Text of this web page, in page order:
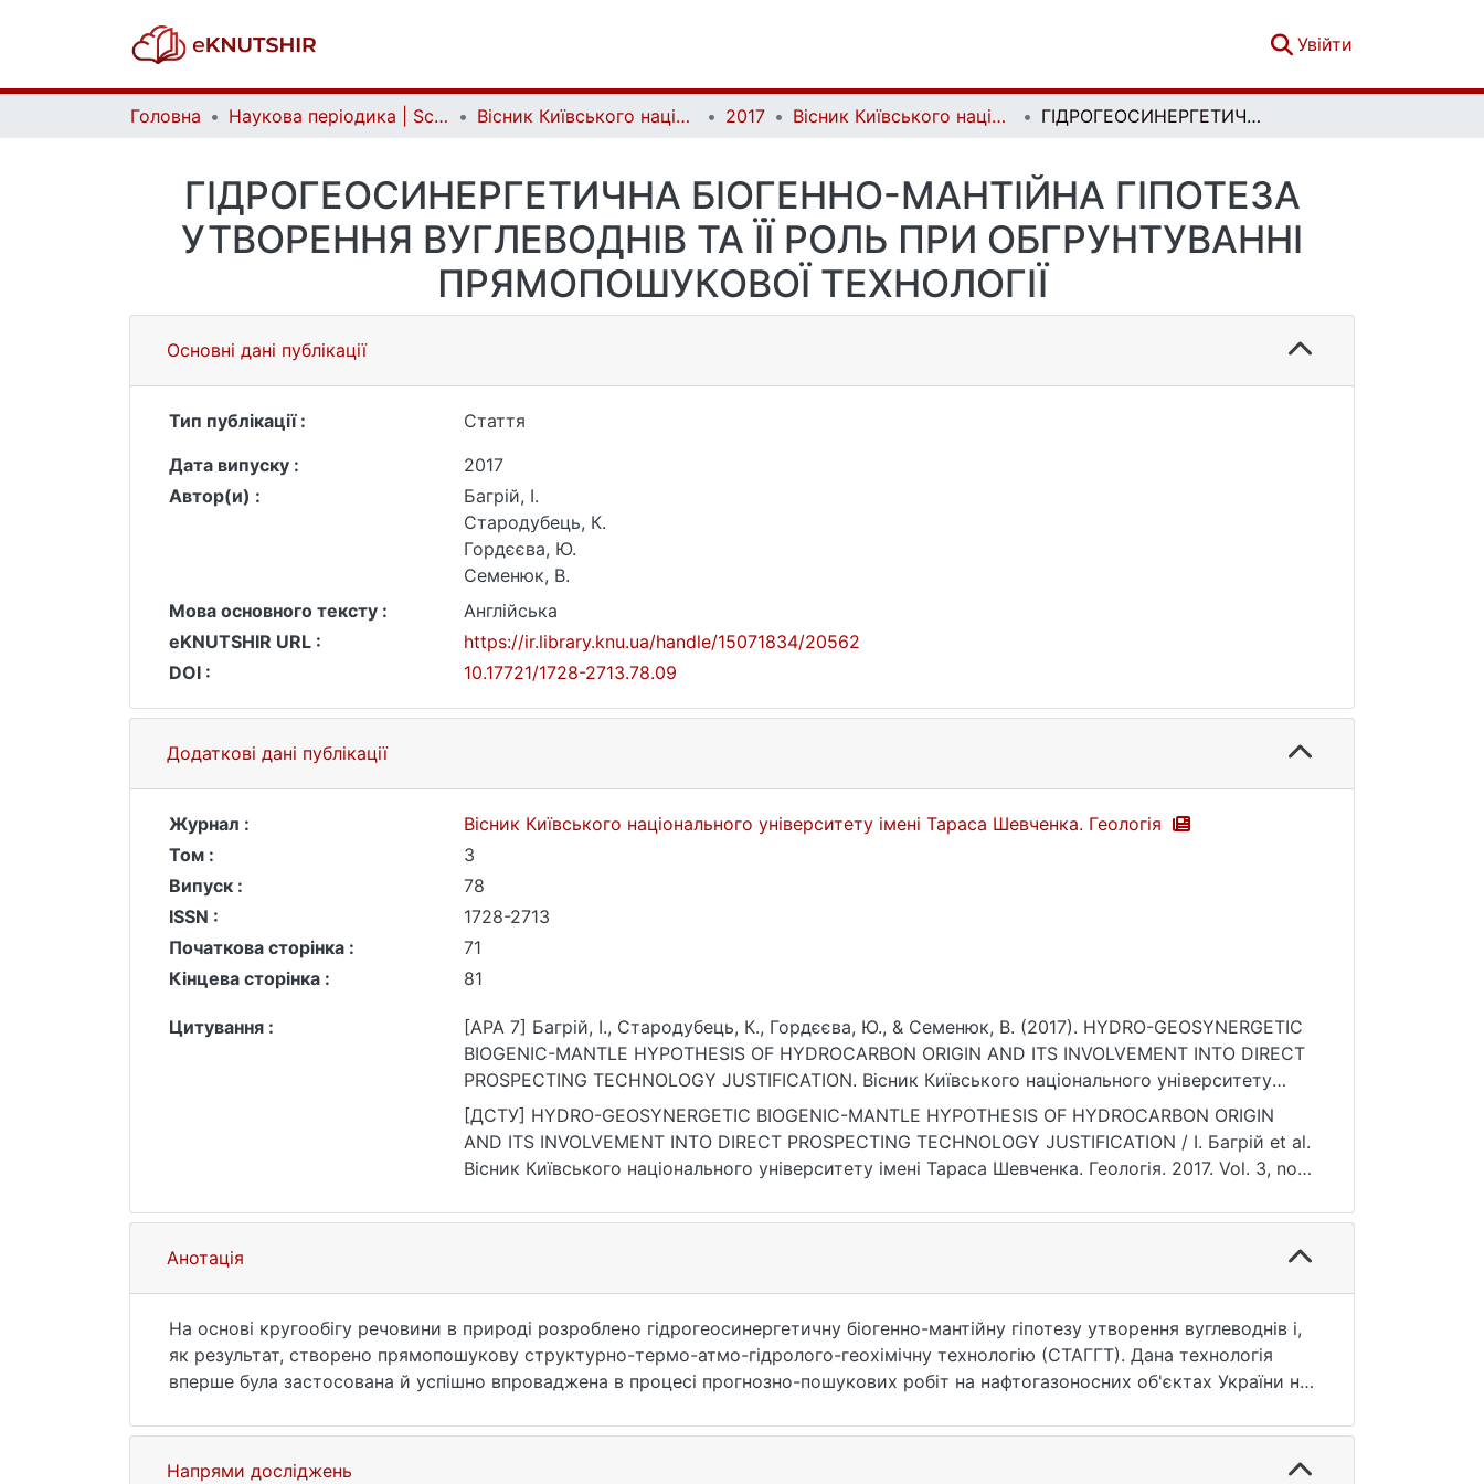
Увійти
Головна Наукова періодика | Scientific periodicals Вісник Київського національного університету імені Тараса Шевченка. Геологія | Visnyk of Taras Shevchenko National University of Kyiv. Geology 2017 Вісник Київського національного університету імені Тараса Шевченка. Геологія. 3(78) ГІДРОГЕОСИНЕРГЕТИЧНА БІОГЕННО-МАНТІЙНА ГІПОТЕЗА УТВОРЕННЯ ВУГЛЕВОДНІВ ТА ЇЇ РОЛЬ ПРИ ОБГРУНТУВАННІ ПРЯМОПОШУКОВОЇ ТЕХНОЛОГІЇ
ГІДРОГЕОСИНЕРГЕТИЧНА БІОГЕННО-МАНТІЙНА ГІПОТЕЗА
УТВОРЕННЯ ВУГЛЕВОДНІВ ТА ЇЇ РОЛЬ ПРИ ОБГРУНТУВАННІ
ПРЯМОПОШУКОВОЇ ТЕХНОЛОГІЇ
Основні дані публікації
Тип публікації :
Стаття
Дата випуску :
2017
Автор(и) :
Багрій, I.
Стародубець, К.
Гордєєва, Ю.
Семенюк, В.
Мова основного тексту :
Англійська
eKNUTSHIR URL :
https://ir.library.knu.ua/handle/15071834/20562
DOI :
10.17721/1728-2713.78.09
Додаткові дані публікації
Журнал :
Вісник Київського національного університету імені Тараса Шевченка. Геологія
Том :
3
Випуск :
78
ISSN :
1728-2713
Початкова сторінка :
71
Кінцева сторінка :
81
Цитування :
[APA 7] Багрій, I., Стародубець, К., Гордєєва, Ю., & Семенюк, В. (2017). HYDRO-GEOSYNERGETIC
BIOGENIC-MANTLE HYPOTHESIS OF HYDROCARBON ORIGIN AND ITS INVOLVEMENT INTO DIRECT
PROSPECTING TECHNOLOGY JUSTIFICATION. Вісник Київського національного університету
імені Тараса Шевченка. Геологія, 3(78), 71–81. https://doi.org/10.17721/1728-2713.78.09
[ДСТУ] HYDRO-GEOSYNERGETIC BIOGENIC-MANTLE HYPOTHESIS OF HYDROCARBON ORIGIN
AND ITS INVOLVEMENT INTO DIRECT PROSPECTING TECHNOLOGY JUSTIFICATION / I. Багрій et al.
Вісник Київського національного університету імені Тараса Шевченка. Геологія. 2017. Vol. 3, no.
Анотація
На основі кругообігу речовини в природі розроблено гідрогеосинергетичну біогенно-мантійну гіпотезу утворення вуглеводнів і,
як результат, створено прямопошукову структурно-термо-атмо-гідролого-геохімічну технологію (СТАГГТ). Дана технологія
вперше була застосована й успішно впроваджена в процесі прогнозно-пошукових робіт на нафтогазоносних об'єктах України на
спеціально розроблених апаратурних комплексів. Проведено комплексні гідрологічні дослідження з урахуванням розміщення
діючих родовищ у межах басейну р. Сула. Визначено вміст біоти, метаноносність, а також потужності підстеляючих відкладів у
Напрями досліджень